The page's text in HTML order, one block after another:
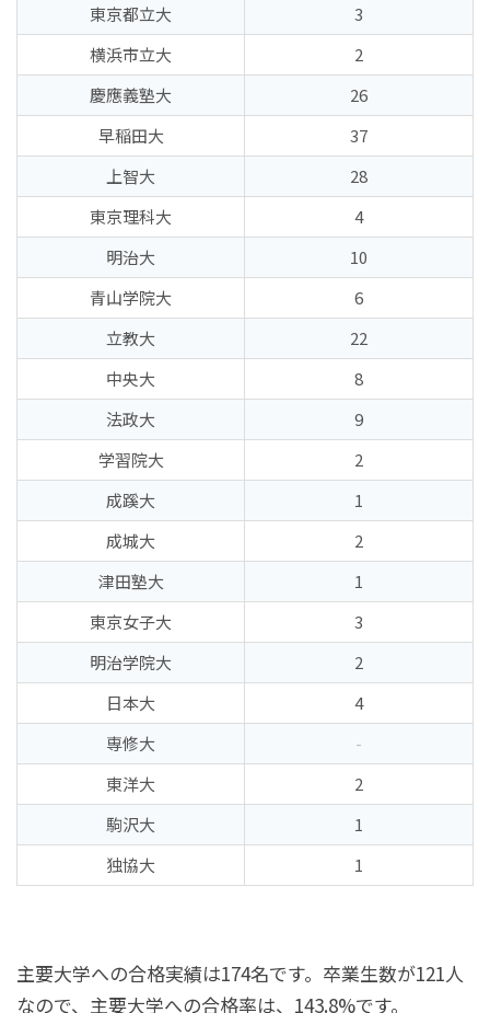
東京都立大
3
横浜市立大
2
慶應義塾大
26
早稲田大
37
上智大
28
東京理科大
4
明治大
10
青山学院大
6
立教大
22
中央大
8
法政大
9
学習院大
2
成蹊大
1
成城大
2
津田塾大
1
東京女子大
3
明治学院大
2
日本大
4
専修大
-
東洋大
2
駒沢大
1
独協大
1
主要大学への合格実績は174名です。卒業生数が121人
なので、主要大学への合格率は、143.8%です。